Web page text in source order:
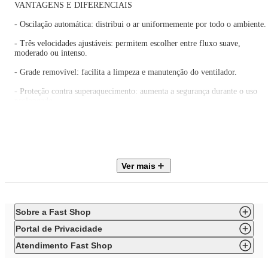
VANTAGENS E DIFERENCIAIS
- Oscilação automática: distribui o ar uniformemente por todo o ambiente.
- Três velocidades ajustáveis: permitem escolher entre fluxo suave,
moderado ou intenso.
- Grade removível: facilita a limpeza e manutenção do ventilador.
- Proteção contra superaquecimento: aumenta a segurança durante o uso
ESPECIFICAÇÕES TÉCNICAS
Potência: 160W
Voltagem: 110V
Velocidades: 3
Diâmetro da hélice: 40cm
Quantidade de pás: 6
Material das pás: Plástico
Ver mais
Sobre a Fast Shop
Portal de Privacidade
Atendimento Fast Shop